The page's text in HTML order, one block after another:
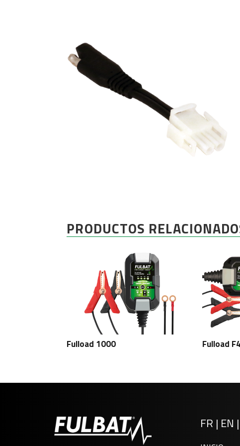
PRODUCTOS
Fulload 1000 Fulload F4
FR | EN |